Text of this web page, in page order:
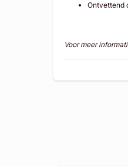
Ontvettend
Voor meer